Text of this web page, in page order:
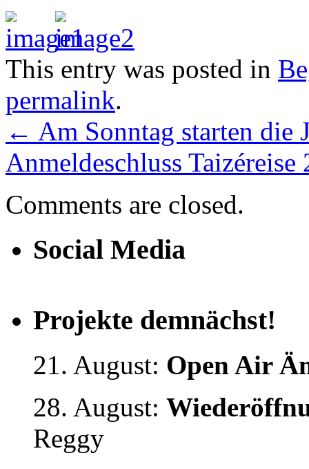
This entry was posted in
permalink.
← Am Sonntag starten die
Anmeldeschluss
Comments are closed.
Social Media
Projekte demnächst!
21. August: Open Air
28. August:
Reggy